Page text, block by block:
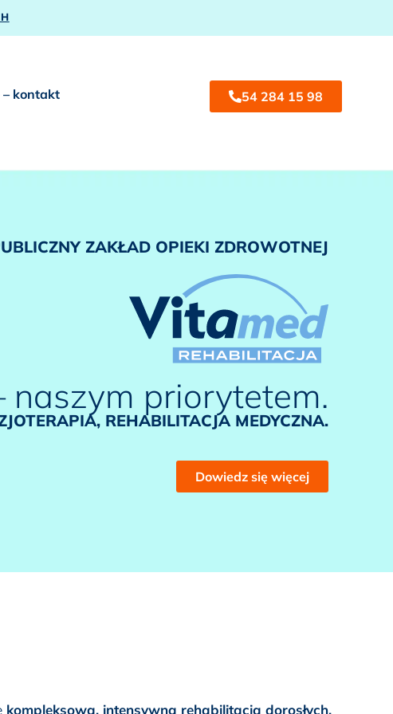
– kontakt 54 284 15 98
ZAKŁAD OPIEKI ZDROWOTNEJ
naszym priorytetem.
REHABILITACJA MEDYCZNA.​
Dowiedz się więcej
kompleksową, intensywną rehabilitacją dorosłych,